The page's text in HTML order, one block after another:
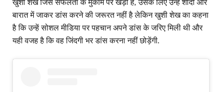
खुशी शेख जिस सफलता के मुकाम पर खड़ी है, उसके लिए उन्हें शादी और
बारात में जाकर डांस करने की जरूरत नहीं है लेकिन खुशी शेख का कहना
है कि उन्हें सोशल मीडिया पर पहचान अपने डांस के जरिए मिली थी और
यही वजह है कि वह जिंदगी भर डांस करना नहीं छोड़ेंगी.